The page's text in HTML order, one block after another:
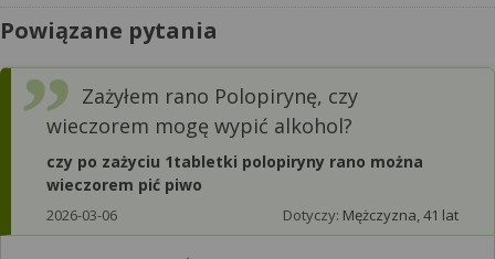
Powiązane pytania
Zażyłem rano Polopirynę, czy
wieczorem mogę wypić alkohol?
czy po zażyciu 1tabletki polopiryny rano można
wieczorem pić piwo
2026-03-06 Dotyczy: Mężczyzna, 41 lat